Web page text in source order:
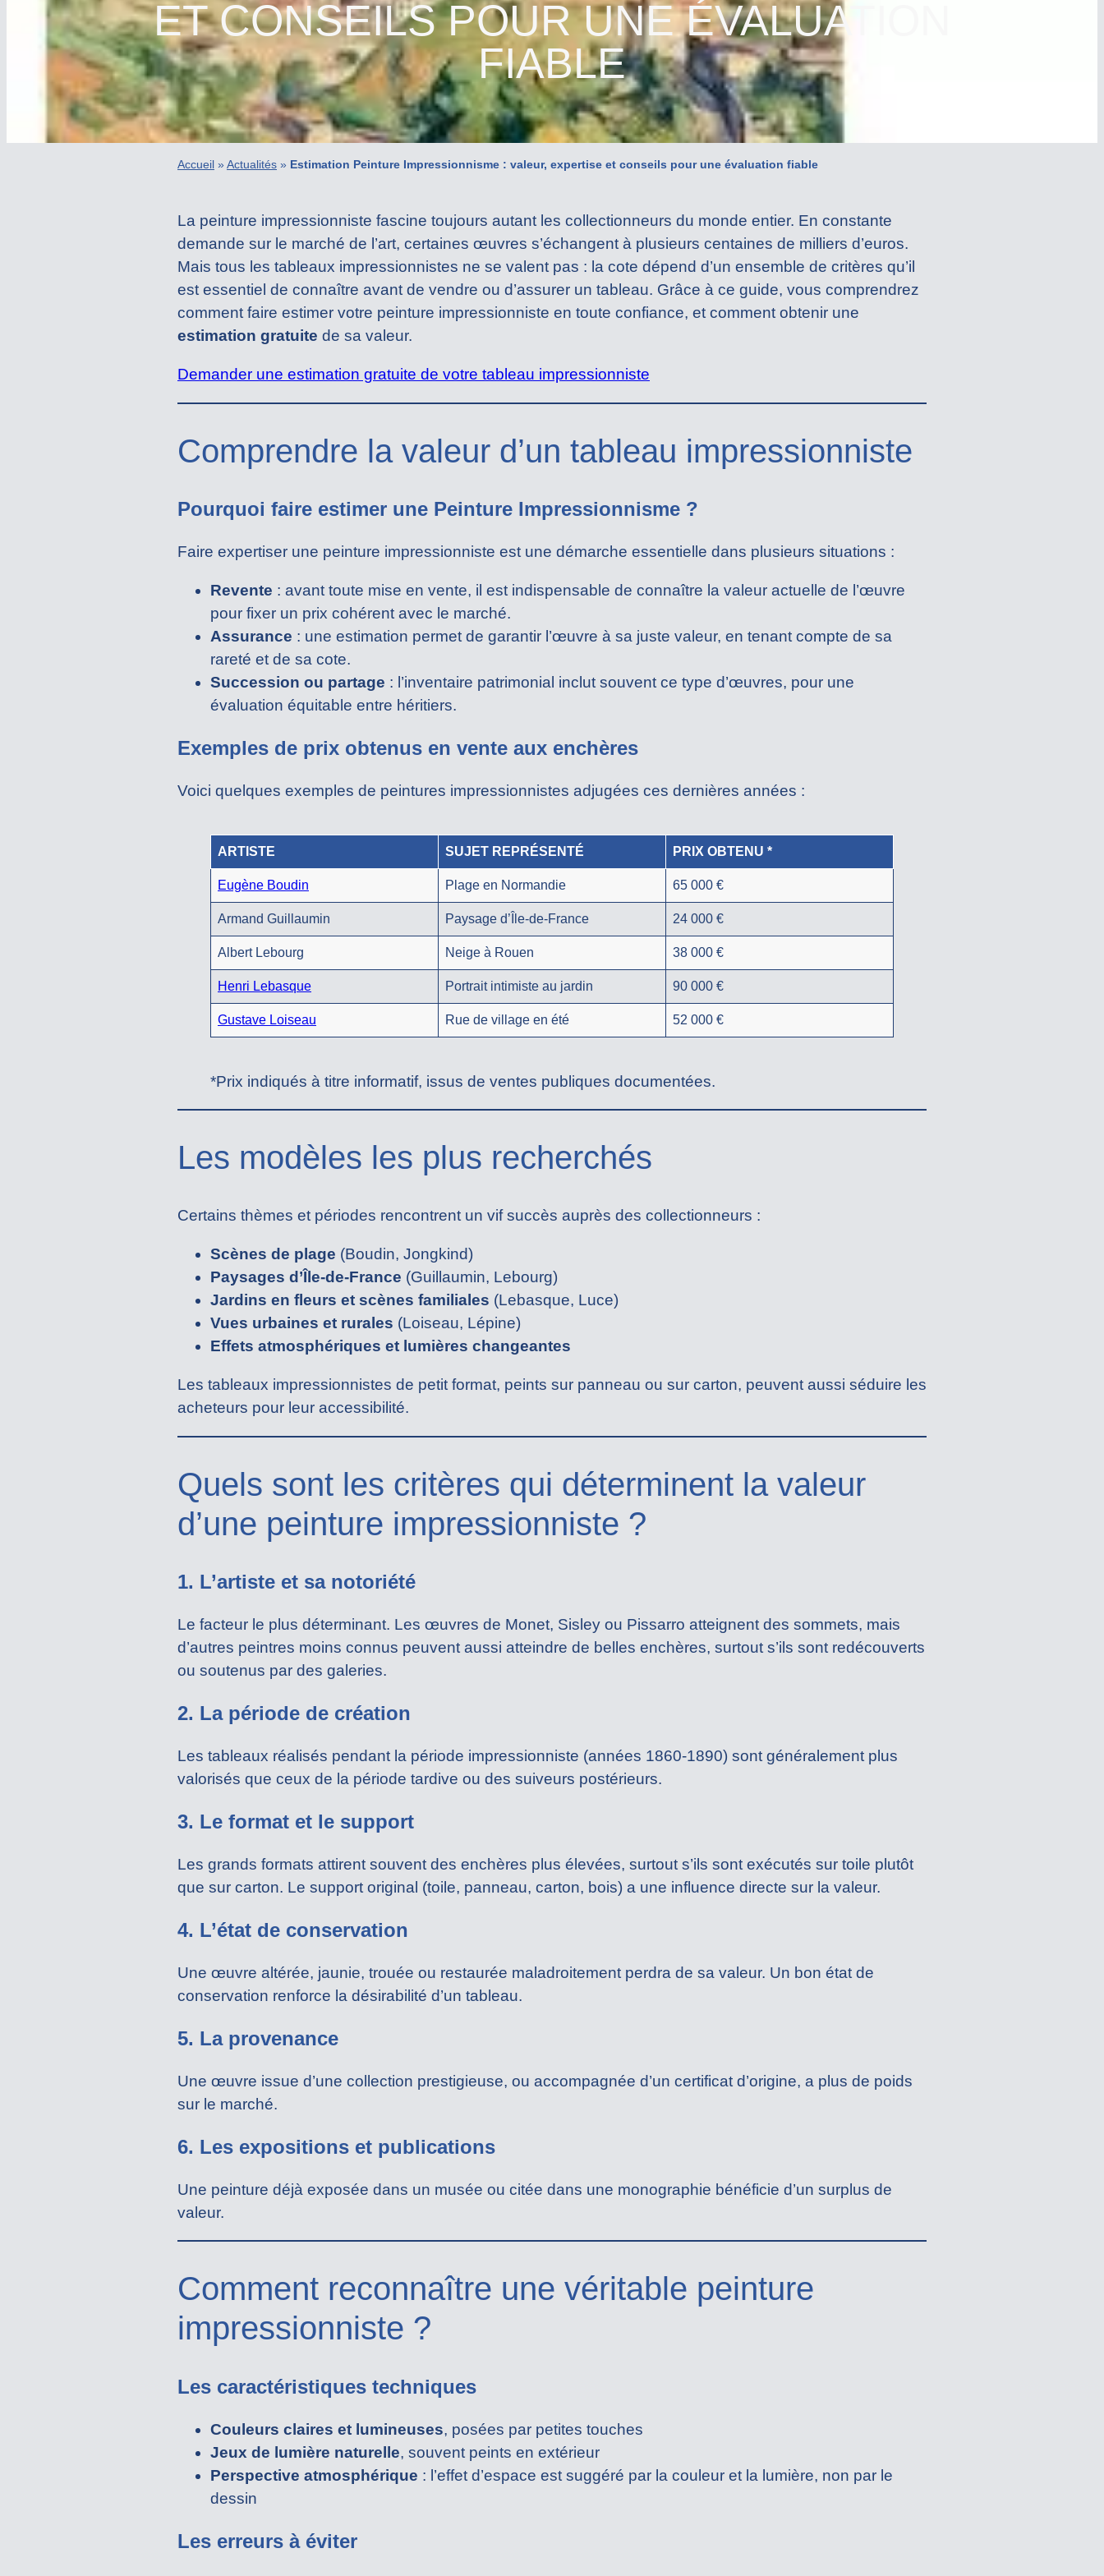
ET CONSEILS POUR UNE ÉVALUATION
FIABLE
Accueil »Actualités » Estimation Peinture Impressionnisme : valeur, expertise et conseils pour une évaluation fiable
La peinture impressionniste fascine toujours autant les collectionneurs du monde entier. En constante
demande sur le marché de l’art, certaines œuvres s’échangent à plusieurs centaines de milliers d’euros.
Mais tous les tableaux impressionnistes ne se valent pas : la cote dépend d’un ensemble de critères qu’il
est essentiel de connaître avant de vendre ou d’assurer un tableau. Grâce à ce guide, vous comprendrez
comment faire estimer votre peinture impressionniste en toute confiance, et comment obtenir une
estimation gratuite de sa valeur.
Demander une estimation gratuite de votre tableau impressionniste
Comprendre la valeur d’un tableau impressionniste
Pourquoi faire estimer une Peinture Impressionnisme ?
Faire expertiser une peinture impressionniste est une démarche essentielle dans plusieurs situations :
Revente : avant toute mise en vente, il est indispensable de connaître la valeur actuelle de l’œuvre
pour fixer un prix cohérent avec le marché.
Assurance : une estimation permet de garantir l’œuvre à sa juste valeur, en tenant compte de sa
rareté et de sa cote.
Succession ou partage : l’inventaire patrimonial inclut souvent ce type d’œuvres, pour une
évaluation équitable entre héritiers.
Exemples de prix obtenus en vente aux enchères
Voici quelques exemples de peintures impressionnistes adjugées ces dernières années :
ARTISTE SUJET REPRÉSENTÉ PRIX OBTENU *
Eugène Boudin Plage en Normandie 65 000 €
Armand Guillaumin Paysage d’Île-de-France 24 000 €
Albert Lebourg Neige à Rouen 38 000 €
Henri Lebasque Portrait intimiste au jardin 90 000 €
Gustave Loiseau Rue de village en été 52 000 €
*Prix indiqués à titre informatif, issus de ventes publiques documentées.
Les modèles les plus recherchés
Certains thèmes et périodes rencontrent un vif succès auprès des collectionneurs :
Scènes de plage (Boudin, Jongkind)
Paysages d’Île-de-France (Guillaumin, Lebourg)
Jardins en fleurs et scènes familiales (Lebasque, Luce)
Vues urbaines et rurales (Loiseau, Lépine)
Effets atmosphériques et lumières changeantes
Les tableaux impressionnistes de petit format, peints sur panneau ou sur carton, peuvent aussi séduire les
acheteurs pour leur accessibilité.
Quels sont les critères qui déterminent la valeur
d’une peinture impressionniste ?
1. L’artiste et sa notoriété
Le facteur le plus déterminant. Les œuvres de Monet, Sisley ou Pissarro atteignent des sommets, mais
d’autres peintres moins connus peuvent aussi atteindre de belles enchères, surtout s’ils sont redécouverts
ou soutenus par des galeries.
2. La période de création
Les tableaux réalisés pendant la période impressionniste (années 1860-1890) sont généralement plus
valorisés que ceux de la période tardive ou des suiveurs postérieurs.
3. Le format et le support
Les grands formats attirent souvent des enchères plus élevées, surtout s’ils sont exécutés sur toile plutôt
que sur carton. Le support original (toile, panneau, carton, bois) a une influence directe sur la valeur.
4. L’état de conservation
Une œuvre altérée, jaunie, trouée ou restaurée maladroitement perdra de sa valeur. Un bon état de
conservation renforce la désirabilité d’un tableau.
5. La provenance
Une œuvre issue d’une collection prestigieuse, ou accompagnée d’un certificat d’origine, a plus de poids
sur le marché.
6. Les expositions et publications
Une peinture déjà exposée dans un musée ou citée dans une monographie bénéficie d’un surplus de
valeur.
Comment reconnaître une véritable peinture
impressionniste ?
Les caractéristiques techniques
Couleurs claires et lumineuses, posées par petites touches
Jeux de lumière naturelle, souvent peints en extérieur
Perspective atmosphérique : l’effet d’espace est suggéré par la couleur et la lumière, non par le
dessin
Les erreurs à éviter